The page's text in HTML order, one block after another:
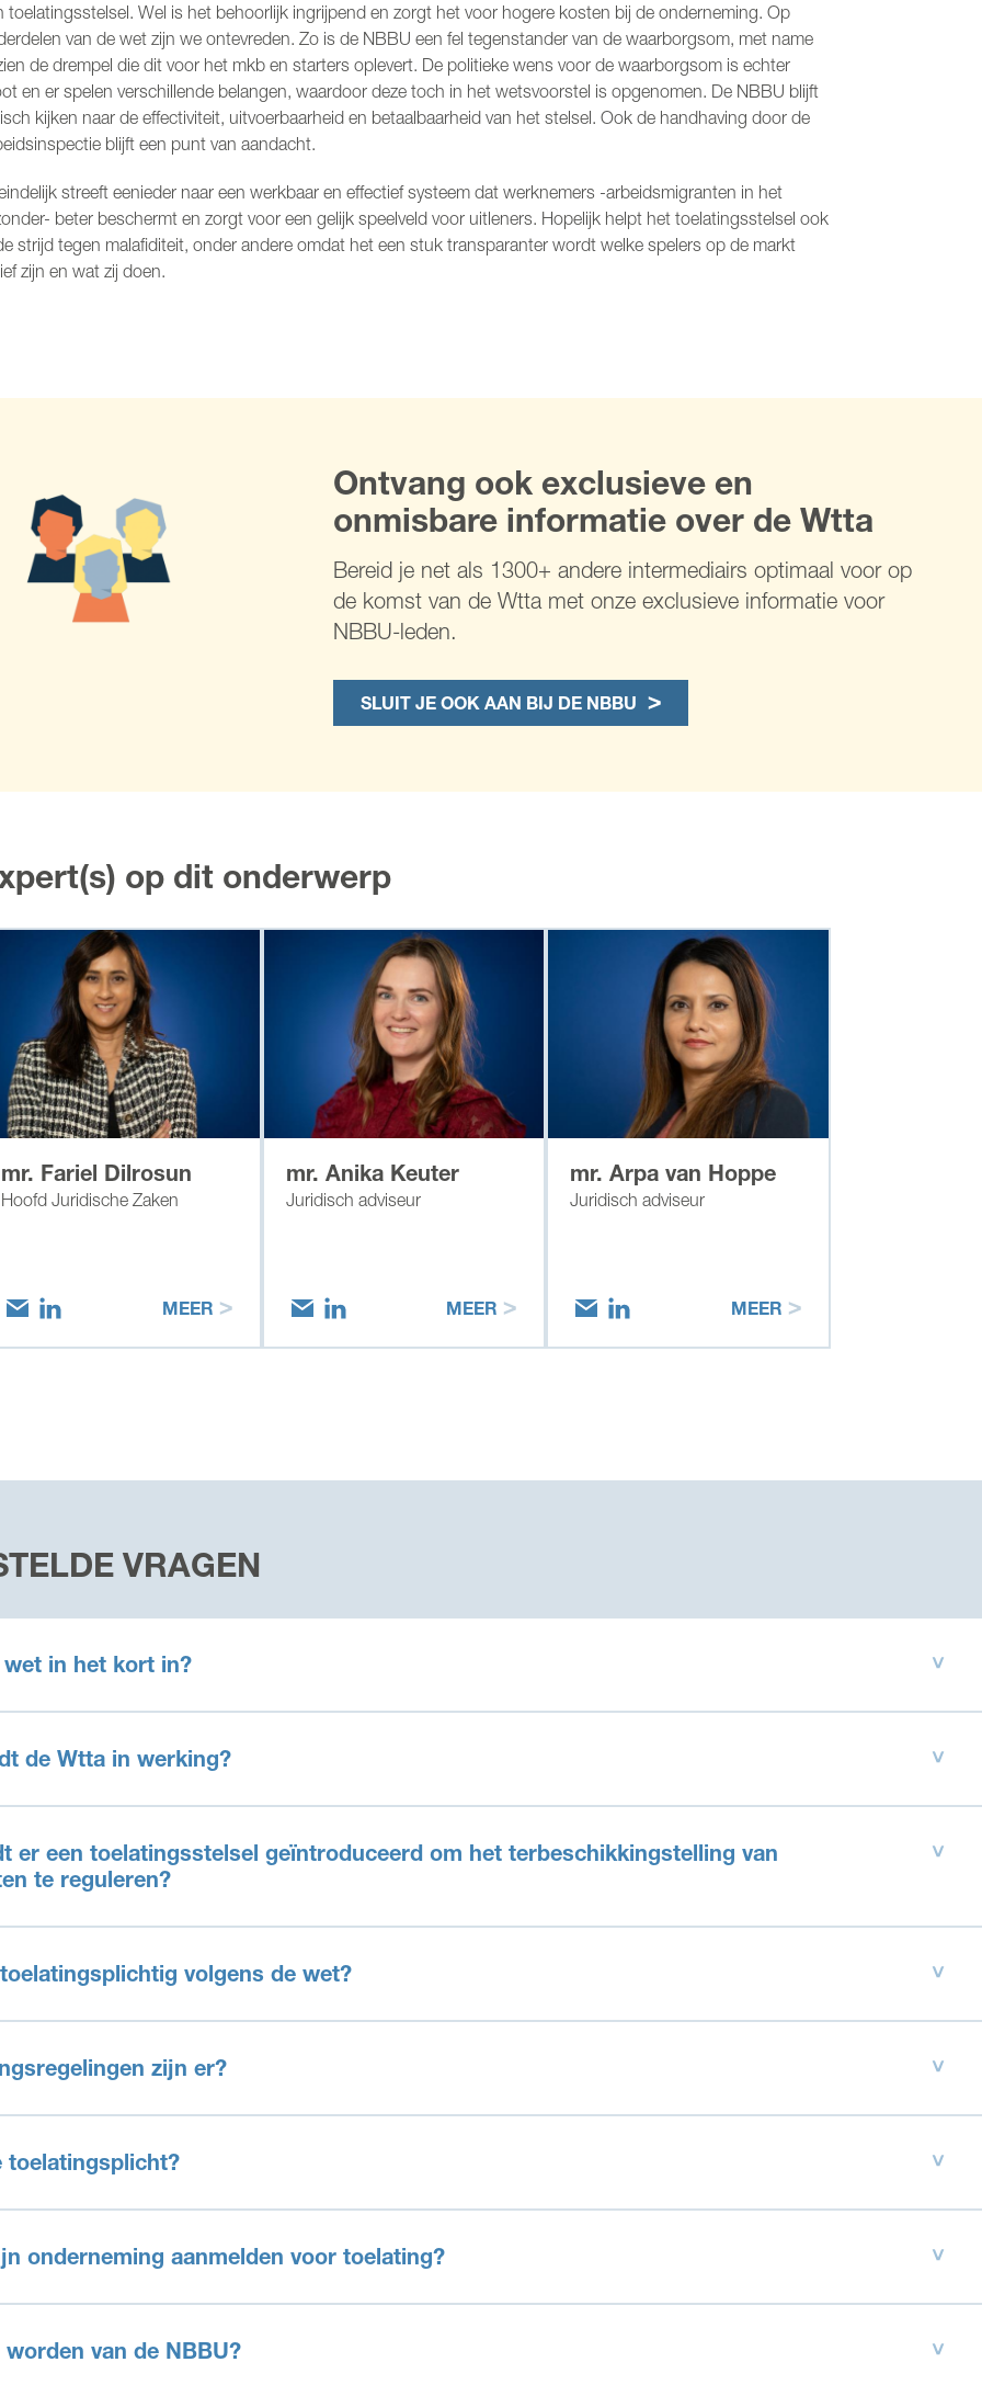
toelatingsstelsel. Wel is het behoorlijk ingrijpend en zorgt het voor hogere kosten bij de onderneming. Op
van de wet zijn we ontevreden. Zo is de NBBU een fel tegenstander van de waarborgsom, met name
de drempel die dit voor het mkb en starters oplevert. De politieke wens voor de waarborgsom is echter
en er spelen verschillende belangen, waardoor deze toch in het wetsvoorstel is opgenomen. De NBBU blijft
kijken naar de effectiviteit, uitvoerbaarheid en betaalbaarheid van het stelsel. Ook de handhaving door de
blijft een punt van aandacht.
streeft eenieder naar een werkbaar en effectief systeem dat werknemers -arbeidsmigranten in het
beter beschermt en zorgt voor een gelijk speelveld voor uitleners. Hopelijk helpt het toelatingsstelsel ook
strijd tegen malafiditeit, onder andere omdat het een stuk transparanter wordt welke spelers op de markt
zijn en wat zij doen.
Ontvang ook exclusieve en
onmisbare informatie over de Wtta
Bereid je net als 1300+ andere intermediairs optimaal voor op
de komst van de Wtta met onze exclusieve informatie voor
NBBU-leden.
SLUIT JE OOK AAN BIJ DE NBBU
op dit onderwerp
mr. Fariel Dilrosun
Hoofd Juridische Zaken
MEER
mr. Anika Keuter
Juridisch adviseur
MEER
mr. Arpa van Hoppe
Juridisch adviseur
MEER
VRAGEN
in het kort in?
de Wtta in werking?
er een toelatingsstelsel geïntroduceerd om het terbeschikkingstelling van
te reguleren?
volgens de wet?
zijn er?
toelatingsplicht?
onderneming aanmelden voor toelating?
van de NBBU?